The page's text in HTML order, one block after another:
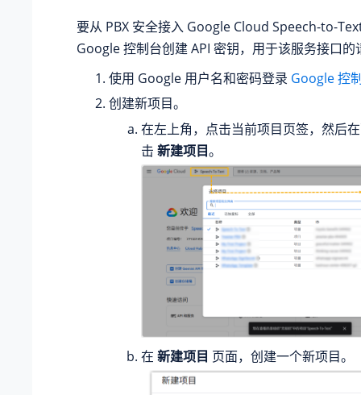
要从 PBX 安全接入 Google Cloud Speech-to-
Google 控制台创建 API 密钥，用于该服务接口的
使用 Google 用户名和密码登录 Google 控
创建新项目。
在左上角，点击当前项目页签，然后
击 新建项目。
在 新建项目 页面，创建一个新项目。